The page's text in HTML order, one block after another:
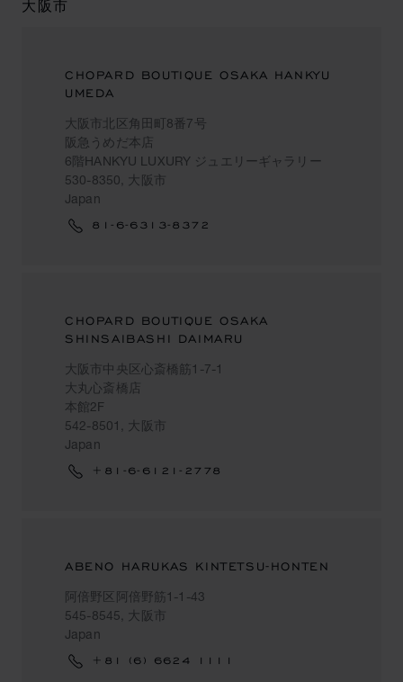
大阪市
CHOPARD BOUTIQUE OSAKA HANKYU
UMEDA
大阪市北区角田町8番7号
阪急うめだ本店
6階HANKYU LUXURY ジュエリーギャラリー
530-8350, 大阪市
Japan
81-6-6313-8372
CHOPARD BOUTIQUE OSAKA
SHINSAIBASHI DAIMARU
大阪市中央区心斎橋筋1-7-1
大丸心斎橋店
本館2F
542-8501, 大阪市
Japan
+81-6-6121-2778
ABENO HARUKAS KINTETSU-HONTEN
阿倍野区阿倍野筋1-1-43
545-8545, 大阪市
Japan
+81 (6) 6624 1111